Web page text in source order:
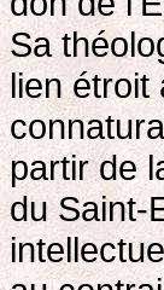
Sa
lien étroit
partir de
du Saint-